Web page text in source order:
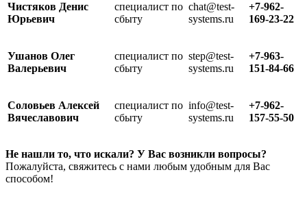
Чистяков Денис
Юрьевич
специалист по
сбыту
chat@test-
systems.ru
+7-962-
169-23-22
Ушанов Олег
Валерьевич
специалист по
сбыту
step@test-
systems.ru
+7-963-
151-84-66
Соловьев Алексей
Вячеславович
специалист по
сбыту
info@test-
systems.ru
+7-962-
157-55-50
Не нашли то, что искали? У Вас возникли вопросы?
Пожалуйста, свяжитесь с нами любым удобным для Вас
способом!